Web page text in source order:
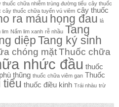
thuốc chữa nhiễm trùng đường tiểu cây thuốc
cây thuốc chữa tuyến vú viêm cây thuốc
ra máu họng đau lá
lim Nấm lim xanh rễ nhầu Tang
diệp Tang ký sinh
chóng mặtThuốc chữa
nhức đầu thuốc
thũng thuốc chữa viêm gan Thuốc
tiểu thuốc điều kinh Trái nhàu trừ